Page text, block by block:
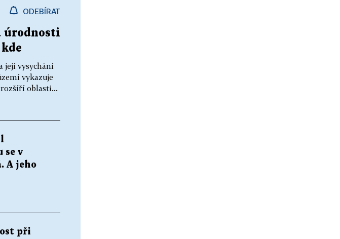
ODEBÍRAT
úrodnosti
její vysychání
vykazuje
rozšíří oblasti...
se v
A jeho
při